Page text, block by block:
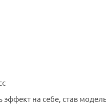
эффект на себе, став